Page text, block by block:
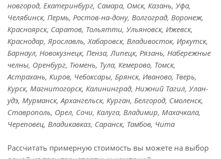
новгород, Екатеринбург, Самара, Омск, Казань, Уфа,
Челябинск, Пермь, Ростов-на-дону, Волгоград, Воронеж,
Красноярск, Саратов, Тольятти, Ульяновск, Ижевск,
Краснодар, Ярославль, Хабаровск, Владивосток, Иркутск,
Барнаул, Новокузнецк, Пенза, Липецк, Рязань, Набережные
челны, Оренбург, Тюмень, Тула, Кемерово, Томск,
Астрахань, Киров, Чебоксары, Брянск, Иваново, Тверь,
Курск, Магнитогорск, Калининград, Нижний Тагил, Улан-
удэ, Мурманск, Архангельск, Курган, Белгород, Смоленск,
Ставрополь, Орел, Сочи, Калуга, Владимир, Махачкала,
Череповец, Владикавказ, Саранск, Тамбов, Чита
Рассчитать примерную стоимость вы можете на выбор